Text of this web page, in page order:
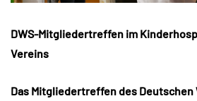
DWS-Mitgliedertreffen im
Vereins
Das Mitgliedertreffen des